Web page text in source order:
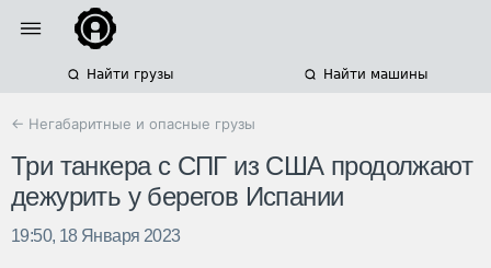
Найти грузы Найти машины
← Негабаритные и опасные грузы
Три танкера с СПГ из США продолжают
дежурить у берегов Испании
19:50, 18 Января 2023